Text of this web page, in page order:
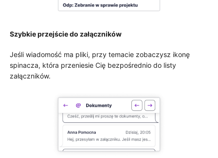
Szybkie przejście do załączników
Jeśli wiadomość ma pliki, przy temacie zobaczysz ikonę
spinacza, która przeniesie Cię bezpośrednio do listy
załączników.